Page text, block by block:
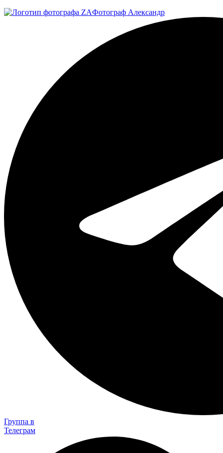
Фотограф Александр
Группа в
Телеграм